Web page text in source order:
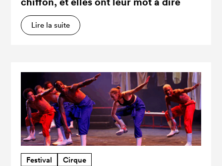
Lire la suite
Festival Cirque